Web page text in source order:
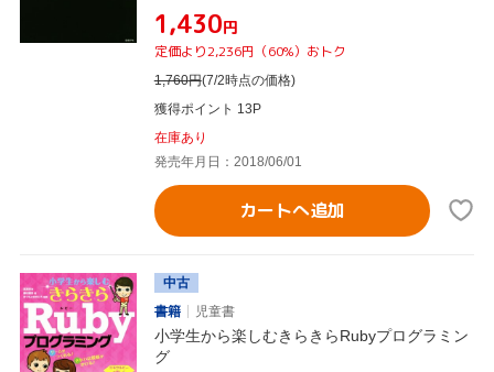
¥1,430円
定価より2,236円（60%）おトク
1,760円(7/2時点の価格)
獲得ポイント 13P
在庫あり
発売年月日：2018/06/01
カートへ追加
中古
書籍
児童書
小学生から楽しむきらきらRubyプログラミン
グ